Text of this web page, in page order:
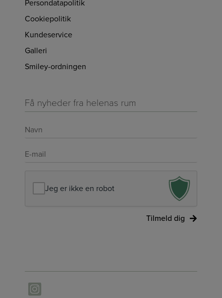
Persondatapolitik
Cookiepolitik
Kundeservice
Galleri
Smiley-ordningen
Få nyheder fra helenas rum
Navn
*
E-
mail
Jeg er ikke en robot